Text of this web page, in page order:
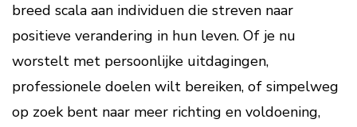
breed scala aan individuen die streven naar
positieve verandering in hun leven. Of je nu
worstelt met persoonlijke uitdagingen,
professionele doelen wilt bereiken, of simpelweg
op zoek bent naar meer richting en voldoening,